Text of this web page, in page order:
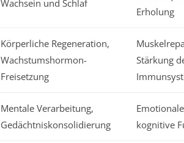
Wachsein und Schlaf
Erholung
Körperliche Regeneration,
Wachstumshormon-
Freisetzung
Stärkung
Mentale Verarbeitung,
Gedächtniskonsolidierung
kognitive